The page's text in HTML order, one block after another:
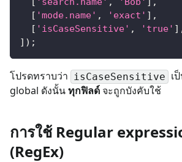
[ 'mode.name' , 'exact' ] ,
[ 'isCaseSensitive' , 'true' ]
] ) ;
โปรดทราบว่า isCaseSensitive เ
global ดังนั้นทุกฟิลด์ จะถูกบังคับใช้
การใช้ Regular
(RegEx)